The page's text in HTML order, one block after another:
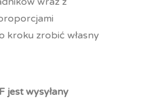
kroku zrobić własny
jest wysyłany